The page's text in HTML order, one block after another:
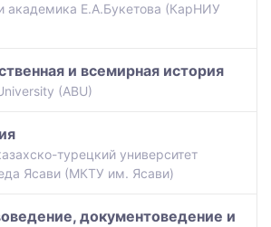
академика Е.А.Букетова (КарНИУ
и всемирная история
(ABU)
турецкий университет
Ясави (МКТУ им. Ясави)
документоведение и